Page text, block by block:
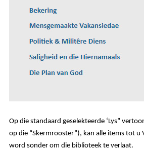
Op die standaard geselekteerde ‘Lys”
op die “Skermrooster”), kan alle items tot u
word sonder om die biblioteek te verlaat.